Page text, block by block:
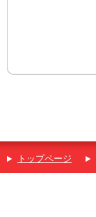
トップページ